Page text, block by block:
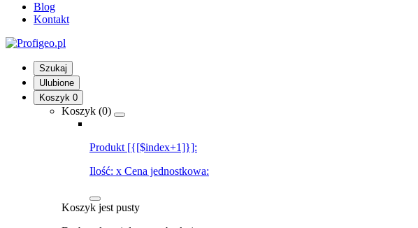
Blog
Kontakt
Szukaj
Ulubione
Koszyk 0
Koszyk (0)
Produkt [{[$index+1]}]:
Ilość: x Cena jednostkowa:
Koszyk jest pusty